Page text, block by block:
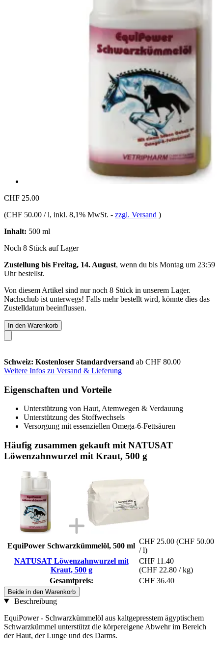
CHF 25.00
(CHF 50.00 / l, inkl. 8,1% MwSt. - zzgl. Versand )
Inhalt: 500 ml
Noch 8 Stück auf Lager
Zustellung bis Freitag, 14. August, wenn du bis Montag um 23:59
Uhrbestellst.
Von diesem Artikel sind nur noch 8 Stück in unserem Lager.
Nachschub ist unterwegs! Falls mehr bestellt wird, könnte dies das
Zustelldatum beeinflussen.
In den Warenkorb
Schweiz: Kostenloser Standardversand ab CHF 80.00
Weitere Infos zu Versand & Lieferung
Eigenschaften und Vorteile
Unterstützung von Haut, Atemwegen & Verdauung
Unterstützung des Stoffwechsels
Versorgung mit essenziellen Omega-6-Fettsäuren
Häufig zusammen gekauft mit NATUSAT
Löwenzahnwurzel mit Kraut, 500 g
EquiPower Schwarzkümmelöl, 500 ml
CHF 25.00 (CHF 50.00
/ l)
NATUSAT Löwenzahnwurzel mit
Kraut, 500 g
CHF 11.40
(CHF 22.80 / kg)
Gesamtpreis:
CHF 36.40
Beide in den Warenkorb
Beschreibung
EquiPower - Schwarzkümmelöl aus kaltgepresstem ägyptischem
Schwarzkümmel unterstützt die körpereigene Abwehr im Bereich
der Haut, der Lunge und des Darms.